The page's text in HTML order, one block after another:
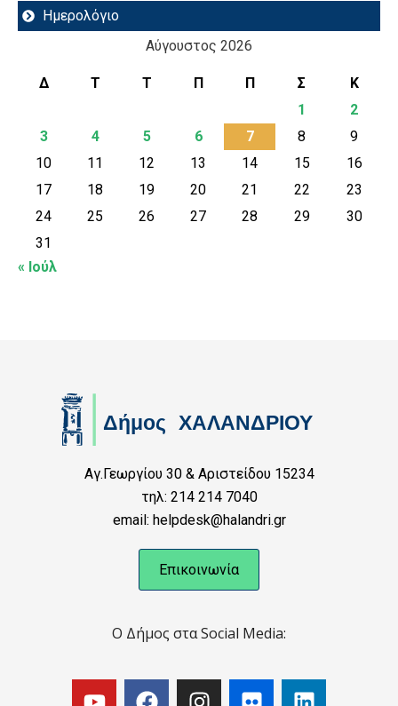
Ημερολόγιο
Αύγουστος 2026
Δ Τ Τ Π Π Σ
Κ
1
2
3
4 5 6 7 8
9
10
11 12 13 14 15
16
17
18 19 20 21 22
23
24
25 26 27 28 29
30
31
« Ιούλ
Αγ.Γεωργίου 30 & Αριστείδου 15234
τηλ: 214 214 7040
email: helpdesk@halandri.gr
Επικοινωνία
Ο Δήμος στα Social Media: